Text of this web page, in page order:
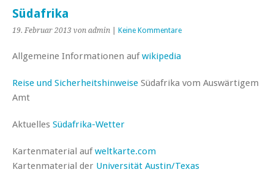
Südafrika
19. Februar 2013 von admin Keine Kommentare
Allgemeine Informationen aufwikipedia
Reise und Sicherheitshinweise Südafrika vom Auswärtigem
Amt
Aktuelles Südafrika-Wetter
Kartenmaterial aufweltkarte.com
Kartenmaterial der Universität Austin/Texas